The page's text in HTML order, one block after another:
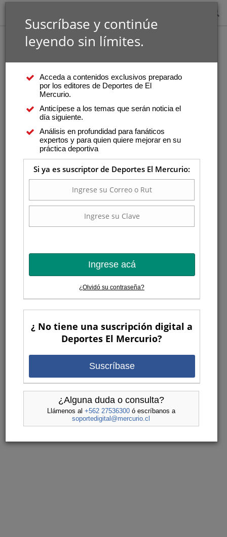
Suscríbase y continúe
leyendo sin límites.
Acceda a contenidos exclusivos preparado
por los editores de Deportes de El
Mercurio.
Anticípese a los temas que serán noticia el
día siguiente.
Análisis en profundidad para fanáticos
expertos y para quien quiere mejorar en su
práctica deportiva
Si ya es suscriptor de Deportes El Mercurio:
Ingrese acá
¿Olvidó su contraseña?
¿ No tiene una suscripción digital a
Deportes El Mercurio?
Suscríbase
¿Alguna duda o consulta?
Llámenos al +562 27536300ó escríbanos a
soportedigital@mercurio.cl